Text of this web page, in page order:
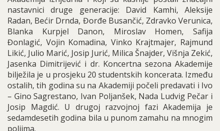
nastavnici druge generacije: David Kamhi, Aleksije
Radan, Bećir Drnda, Đorđe Busančić, Zdravko Verunica,
Blanka Kurpjel Danon, Miroslav Homen, Safija
Đonlagić, Vojin Komadina, Vinko Krajtmajer, Rajmund
Likić, Julio Marić, Josip Jurić, Milica Šnajder, Višnja Zekić,
Jasenka Dimitrijević i dr. Koncertna sezona Akademije
bilježila je u prosjeku 20 studentskih koncerata. Između
ostalih, tih godina su na Akademiji počeli predavati i Ivo
– Gino Sagrestano, Ivan Poljanšek, Nada Ludvig Pečar i
Josip Magdić. U drugoj razvojnoj fazi Akademija je
sedamdesetih godina bila u punom zamahu na mnogim
poljima.